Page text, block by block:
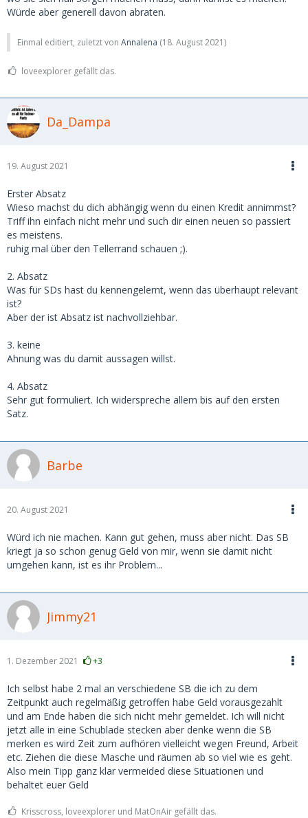
Würde aber generell davon abraten.
Einmal editiert, zuletzt von Annalena (18. August 2021)
loveexplorer gefällt das.
Da_Dampa
19. August 2021
Erster Absatz
Wieso machst du dich abhängig wenn du einen Kredit annimmst?
Triff ihn einfach nicht mehr und such dir einen neuen so passiert
es meistens.
ruhig mal über den Tellerrand schauen ;).
2. Absatz
Was für SDs hast du kennengelernt, wenn das überhaupt relevant
ist?
Aber der ist Absatz ist nachvollziehbar.
3. keine
Ahnung was du damit aussagen willst.
4. Absatz
Sehr gut formuliert. Ich widerspreche allem bis auf den ersten
Satz.
Barbe
20. August 2021
Würd ich nie machen. Kann gut gehen, muss aber nicht. Das SB
kriegt ja so schon genug Geld von mir, wenn sie damit nicht
umgehen kann, ist es ihr Problem...
Jimmy21
1. Dezember 2021 +3
Ich selbst habe 2 mal an verschiedene SB die ich zu dem
Zeitpunkt auch regelmäßig getroffen habe Geld vorausgezahlt
und am Ende haben die sich nicht mehr gemeldet. Ich will nicht
jetzt alle in eine Schublade stecken aber denke wenn die SB
merken es wird Zeit zum aufhören vielleicht wegen Freund, Arbeit
etc. Ziehen die diese Masche und räumen ab so viel wie es geht.
Also mein Tipp ganz klar vermeided diese Situationen und
behaltet euer Geld
Krisscross, loveexplorer und MatOnAir gefällt das.